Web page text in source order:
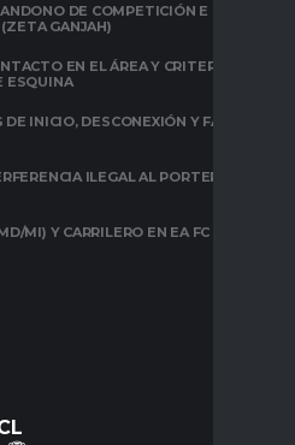
DE COMPETICIÓN E
GANJAH)
EN EL ÁREA Y CRITERIO DE
ESQUINA
INICIO, DESCONEXIÓN Y FALTA DE
ILEGAL AL PORTERO EN
MI) Y CARRILERO EN EA FC 26: